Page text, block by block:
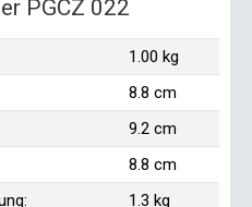
PGCZ 022
1.00 kg
8.8 cm
9.2 cm
8.8 cm
1.3 kg